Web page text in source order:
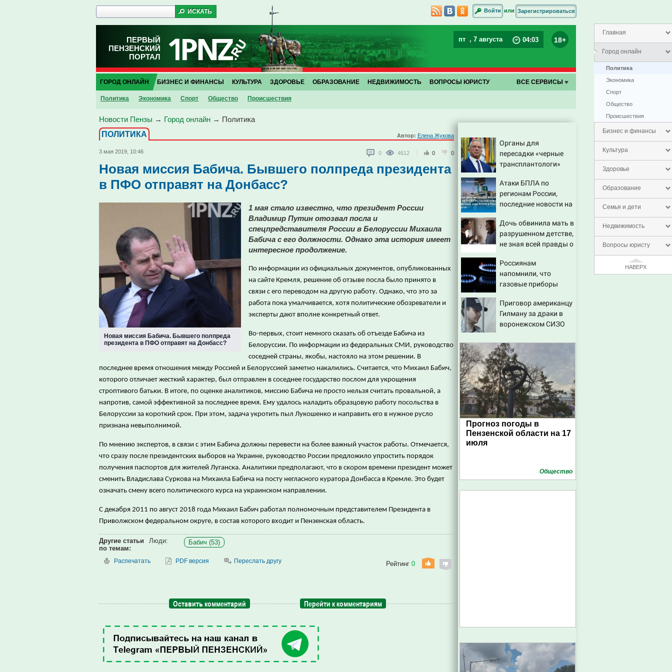
Главная
Город онлайн
Политика
Экономика
Спорт
Общество
Проиcшествия
Бизнес и финансы
Культура
Здоровье
Образование
Семья и дети
Недвижимость
Вопросы юристу
НАВЕРХ
Войти или Зарегистрироваться
ПЕРВЫЙ
ПЕНЗЕНСКИЙ
ПОРТАЛ
пт , 7 августа 04:03 18+
ГОРОД ОНЛАЙН
Политика Экономика Спорт Общество Проиcшествия
БИЗНЕС И ФИНАНСЫ КУЛЬТУРА ЗДОРОВЬЕ ОБРАЗОВАНИЕ НЕДВИЖИМОСТЬ ВОПРОСЫ ЮРИСТУ ВСЕ СЕРВИСЫ
Новости Пензы → Город онлайн → Политика
ПОЛИТИКА
Автор: Елена Жукова
3 мая 2019, 10:46 0 4612 0 0
Новая миссия Бабича. Бывшего полпреда президента
в ПФО отправят на Донбасс?
Новая миссия Бабича. Бывшего полпреда
президента в ПФО отправят на Донбасс?
1 мая стало известно, что президент России
Владимир Путин отозвал посла и
спецпредставителя России в Белоруссии Михаила
Бабича с его должности. Однако эта история имеет
интересное продолжение.
По информации из официальных документов, опубликованных
на сайте Кремля, решение об отзыве посла было принято в
связи с его переводом на другую работу. Однако, что это за
работа пока умалчивается, хотя политические обозреватели и
эксперты дают вполне конкретный ответ.
Во-первых, стоит немного сказать об отъезде Бабича из
Белоруссии. По информации из федеральных СМИ, руководство
соседней страны, якобы, настояло на этом решении. В
последнее время отношения между Россией и Белоруссией заметно накалились. Считается, что Михаил Бабич,
которого отличает жесткий характер, был отправлен в соседнее государство послом для укрощения
строптивого батьки. В итоге, по оценке аналитиков, миссию Бабича не просто нельзя считать провальной, а
напротив, самой эффективной за последнее время. Ему удалось наладить образцовую работу посольства в
Белоруссии за короткий срок. При этом, задача укротить пыл Лукошенко и направить его в нужное русло
признана невыполнимой.
По мнению экспертов, в связи с этим Бабича должны перевести на более важный участок работы. Отмечается,
что сразу после президентских выборов на Украине, руководство России предложило упростить порядок
получения паспортов для жителей Луганска. Аналитики предполагают, что в скором времени президент может
сменить Владислава Суркова на Михаила Бабича на посту негласного куратора Донбасса в Кремле. Это будет
означать смену всего политического курса на украинском направлении.
С декабря 2011 по август 2018 года Михаил Бабич работал полномочным представителем Президента в
Приволжском федеральном округе, в состав которого входит и Пензенская область.
Другие статьи
по темам:
Люди: Бабич (53)
Распечатать PDF версия Переслать другу Рейтинг 0
Оставить комментарий Перейти к комментариям
Органы для
пересадки «черные
трансплантологи»
живых пациентов
Атаки БПЛА по
регионам России,
последние новости на
последствия, атаки на
склады Wildberries,
состояние
Дочь обвинила мать в
разрушенном детстве,
не зная всей правды о
одной семьи
Россиянам
напомнили, что
газовые приборы
ремонтировать
самостоятельно
Приговор американцу
Гилману за драки в
воронежском СИЗО
ужесточить - Новости
на Вести.ru
Прогноз погоды в
Пензенской области на 17
июля
Общество